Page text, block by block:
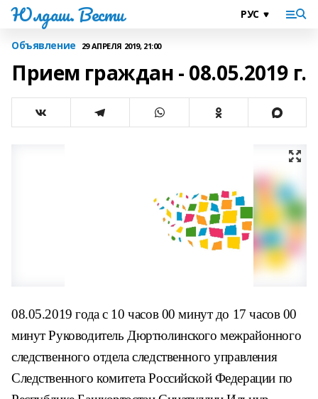
Юлдаш. Вести
Объявление 29 АПРЕЛЯ 2019, 21:00
Прием граждан - 08.05.2019 г.
08.05.2019 года с 10 часов 00 минут до 17 часов 00
минут Руководитель Дюртюлинского межрайонного
следственного отдела следственного управления
Следственного комитета Российской Федерации по